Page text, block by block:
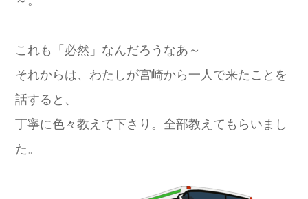
これも「必然」なんだろうなあ～
それからは、わたしが宮崎から一人で来たことを
話すると、
丁寧に色々教えて下さり。全部教えてもらいまし
た。